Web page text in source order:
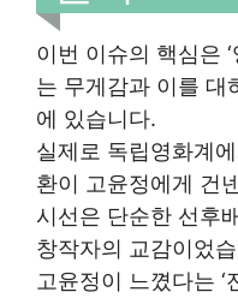
이번 이슈의 핵심은
는 무게감과 이를 대
에 있습니다.
실제로 독립영화계
환이 고윤정에게 건
시선은 단순한 선후
창작자의 교감이었
고윤정이 느꼈다는 ‘